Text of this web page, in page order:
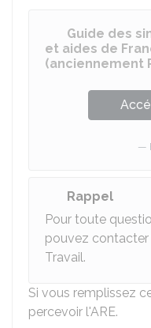
Guide des
et aides de
(anciennement
Rappel
Pour toute
pouvez
Travail.
Si vous remplissez
percevoir l'ARE.